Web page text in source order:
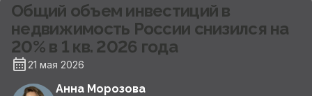
Общий объем инвестиций в
недвижимость России снизился на
20% в 1 кв. 2026 года
21 мая 2026
Анна Морозова